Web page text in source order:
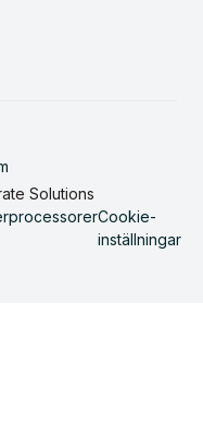
Solutions
Cookie-
inställningar